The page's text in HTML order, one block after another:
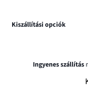
Kiszállítási opciók
Ingyenes szállítás